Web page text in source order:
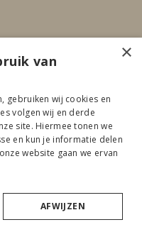
Huis
×
van
gebruiken wij cookies en
volgen wij en derde
site. Hiermee tonen we
en kun je informatie delen
website gaan we ervan
AFWIJZEN